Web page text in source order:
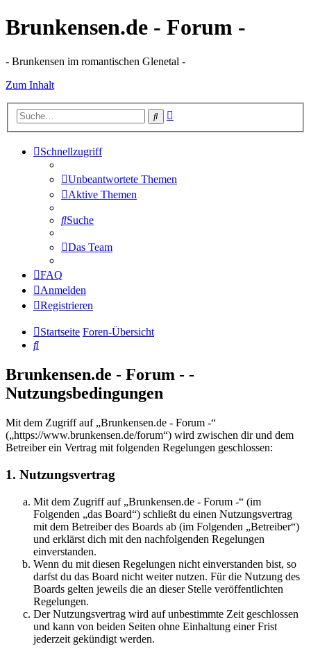
Brunkensen.de - Forum -
- Brunkensen im romantischen Glenetal -
Zum Inhalt
Suche
Schnellzugriff
Unbeantwortete Themen
Aktive Themen
Suche
Das Team
FAQ
Anmelden
Registrieren
Startseite Foren-Übersicht
Suche
Brunkensen.de - Forum - -
Nutzungsbedingungen
Mit dem Zugriff auf „Brunkensen.de - Forum -“
(„https://www.brunkensen.de/forum“) wird zwischen dir und dem
Betreiber ein Vertrag mit folgenden Regelungen geschlossen:
1. Nutzungsvertrag
Mit dem Zugriff auf „Brunkensen.de - Forum -“ (im
Folgenden „das Board“) schließt du einen Nutzungsvertrag
mit dem Betreiber des Boards ab (im Folgenden „Betreiber“)
und erklärst dich mit den nachfolgenden Regelungen
einverstanden.
Wenn du mit diesen Regelungen nicht einverstanden bist, so
darfst du das Board nicht weiter nutzen. Für die Nutzung des
Boards gelten jeweils die an dieser Stelle veröffentlichten
Regelungen.
Der Nutzungsvertrag wird auf unbestimmte Zeit geschlossen
und kann von beiden Seiten ohne Einhaltung einer Frist
jederzeit gekündigt werden.